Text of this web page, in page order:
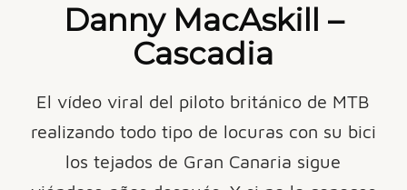
Danny MacAskill –
Cascadia
El vídeo viral del piloto británico de MTB
realizando todo tipo de locuras con su bici
los tejados de Gran Canaria sigue